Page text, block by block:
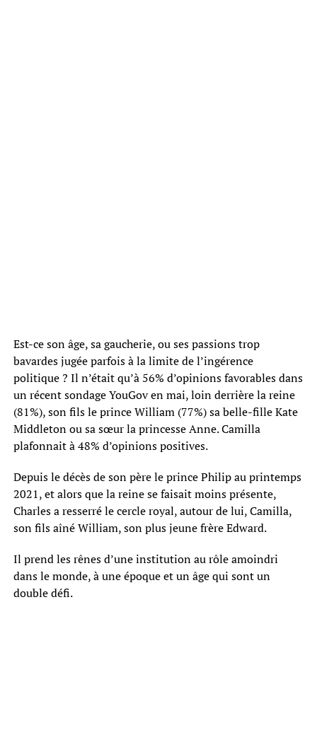
Est-ce son âge, sa gaucherie, ou ses passions trop
bavardes jugée parfois à la limite de l’ingérence
politique ? Il n’était qu’à 56% d’opinions favorables dans
un récent sondage YouGov en mai, loin derrière la reine
(81%), son fils le prince William (77%) sa belle-fille Kate
Middleton ou sa sœur la princesse Anne. Camilla
plafonnait à 48% d’opinions positives.
Depuis le décès de son père le prince Philip au printemps
2021, et alors que la reine se faisait moins présente,
Charles a resserré le cercle royal, autour de lui, Camilla,
son fils aîné William, son plus jeune frère Edward.
Il prend les rênes d’une institution au rôle amoindri
dans le monde, à une époque et un âge qui sont un
double défi.